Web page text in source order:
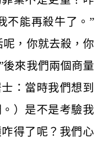
不能再殺牛了。”
，你就去殺，你
後來我們兩個商量
：當時我們想到
）是不是考驗我
得了呢？我們心